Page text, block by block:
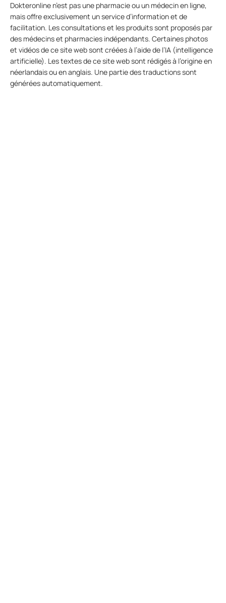
Dokteronline n’est pas une pharmacie ou un médecin en ligne,
mais offre exclusivement un service d’information et de
facilitation. Les consultations et les produits sont proposés par
des médecins et pharmacies indépendants. Certaines photos
et vidéos de ce site web sont créées à l’aide de l’IA (intelligence
artificielle). Les textes de ce site web sont rédigés à l’origine en
néerlandais ou en anglais. Une partie des traductions sont
générées automatiquement.